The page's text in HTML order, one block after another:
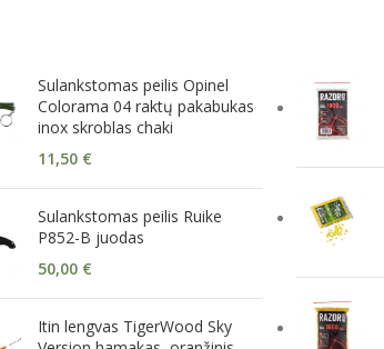
Sulankstomas peilis Opinel
Colorama 04 raktų pakabukas
inox skroblas chaki
11,50 €
Sulankstomas peilis Ruike
P852-B juodas
50,00 €
Itin lengvas TigerWood Sky